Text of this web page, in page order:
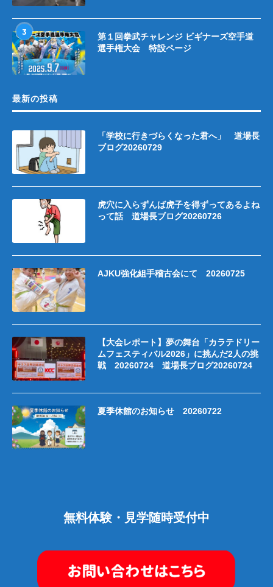
3
第１回拳武チャレンジ ビギナーズ空手道
選手権大会 特設ページ
最新の投稿
「学校に行きづらくなった君へ」 道場長
ブログ20260729
虎穴に入らずんば虎子を得ずってあるよね
って話 道場長ブログ20260726
AJKU強化組手稽古会にて 20260725
【大会レポート】夢の舞台「カラテドリー
ムフェスティバル2026」に挑んだ2人の挑
戦 20260724 道場長ブログ20260724
夏季休館のお知らせ 20260722
無料体験・見学随時受付中